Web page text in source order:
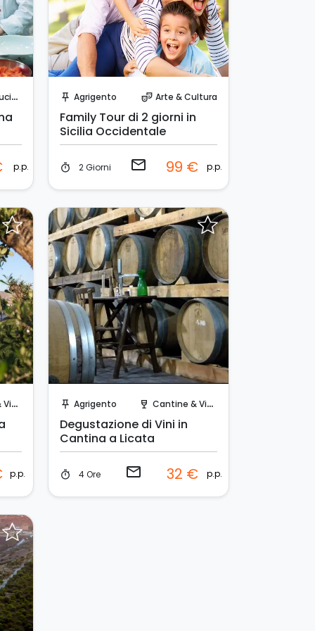
p.p.
push_pin Agrigento theater_comedy Arte & Cultura
Family Tour di 2 giorni in
Sicilia Occidentale
timer 2 Giorni email 99 € p.p.
p.p.
push_pin Agrigento wine_bar Cantine & Vigne
Degustazione di Vini in
Cantina a Licata
timer 4 Ore email 32 € p.p.